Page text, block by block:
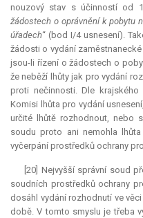
nouzový stav s účinností od
žádostech o oprávnění k pobytu
úřadech“ (bod I/4 usnesení).
žádosti o vydání
jsou-li řízení o žádostech o
že neběží lhůty jak pro vydání
proti nečinnosti. Dle
Komisi lhůta pro vydání
určité lhůtě rozhodnout, nebo
soudu proto ani nemohla
vyčerpání prostředků ochrany
[20] Nejvyšší správní soud
soudních prostředků ochrany
dosáhl vydání rozhodnutí ve
době. V tomto smyslu je třeba